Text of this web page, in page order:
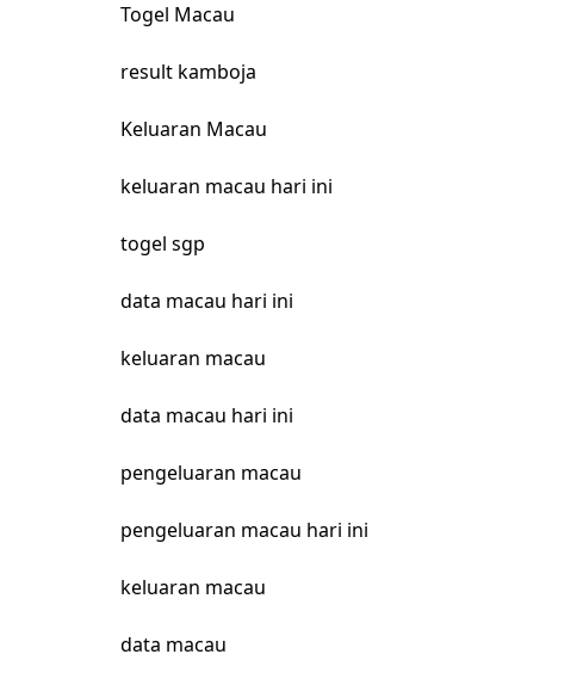
Togel Macau
result kamboja
Keluaran Macau
keluaran macau hari ini
togel sgp
data macau hari ini
keluaran macau
data macau hari ini
pengeluaran macau
pengeluaran macau hari ini
keluaran macau
data macau